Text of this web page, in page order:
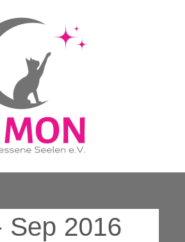
Sep 2016